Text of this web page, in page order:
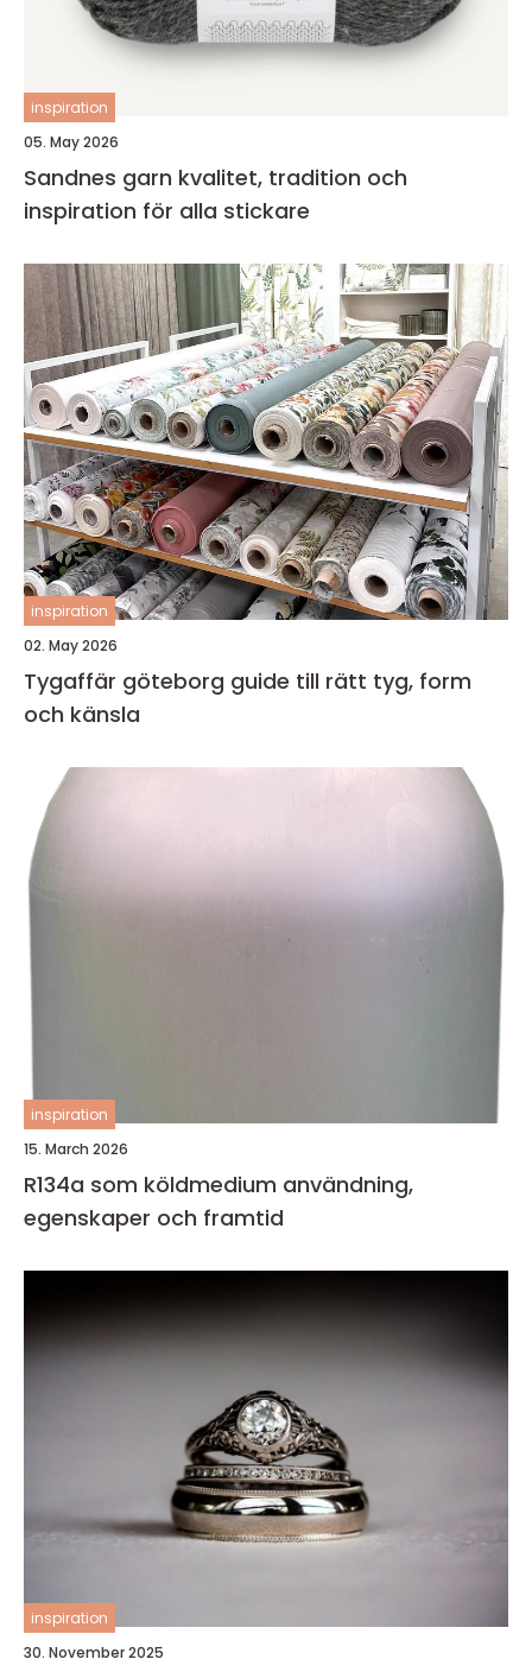
inspiration
05. May 2026
Sandnes garn kvalitet, tradition och
inspiration för alla stickare
inspiration
02. May 2026
Tygaffär göteborg guide till rätt tyg, form
och känsla
inspiration
15. March 2026
R134a som köldmedium användning,
egenskaper och framtid
inspiration
30. November 2025